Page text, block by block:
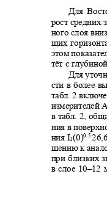
Для
рост средних
ного слоя
щих
этом
тёт с
Для
сти в более
табл.2
измерителей
в табл. 2,
ния в
ния I1(0)0.5
шению к
при близких
в слое 10–12